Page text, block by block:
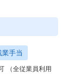
業手当
（全従業員利用